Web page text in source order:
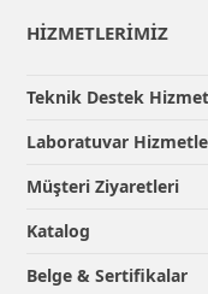
HİZMETLERİMİZ
Teknik Destek
Laboratuvar
Müşteri Ziyaretleri
Katalog
Belge & Sertifikalar